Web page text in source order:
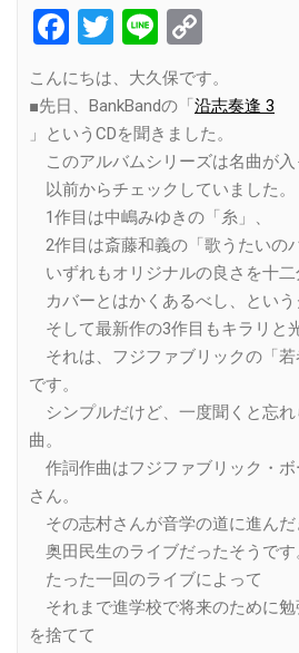
Facebook
Twitter
Line
Link
こんにちは、大久保です。
■先日、BankBandの「沿志奏逢 3
」というCDを聞きました。
このアルバムシリーズは名曲が入
以前からチェックしていました。
1作目は中嶋みゆきの「糸」、
2作目は斎藤和義の「歌うたいの
いずれもオリジナルの良さを十二
カバーとはかくあるべし、という
そして最新作の3作目もキラリと
それは、フジファブリックの「若
です。
シンプルだけど、一度聞くと忘
曲。
作詞作曲はフジファブリック・
さん。
その志村さんが音学の道に進ん
奥田民生のライブだったそうです
たった一回のライブによって
それまで進学校で将来のために勉
を捨てて